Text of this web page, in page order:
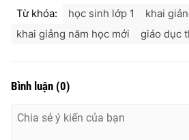
Từ khóa: học sinh lớp 1
khai
khai giảng năm học mới
giáo dục
Bình luận (0)